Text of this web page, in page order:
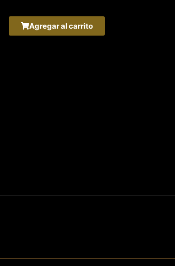
Agregar al carrito